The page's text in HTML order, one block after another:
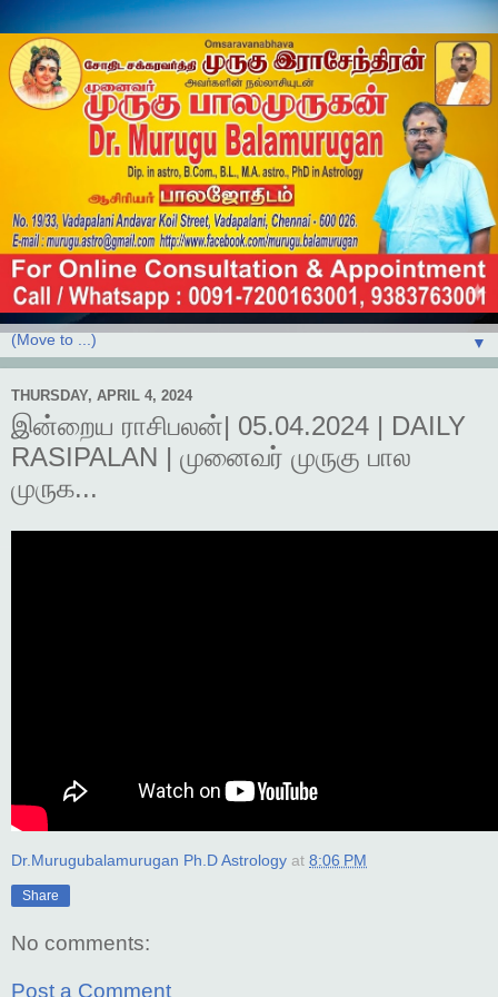
▼
THURSDAY, APRIL 4, 2024
இன்றைய ராசிபலன்| 05.04.2024 | DAILY
RASIPALAN | முனைவர் முருகு பால
முருக...
Dr.Murugubalamurugan Ph.D Astrology at 8:06 PM
Share
No comments:
Post a Comment